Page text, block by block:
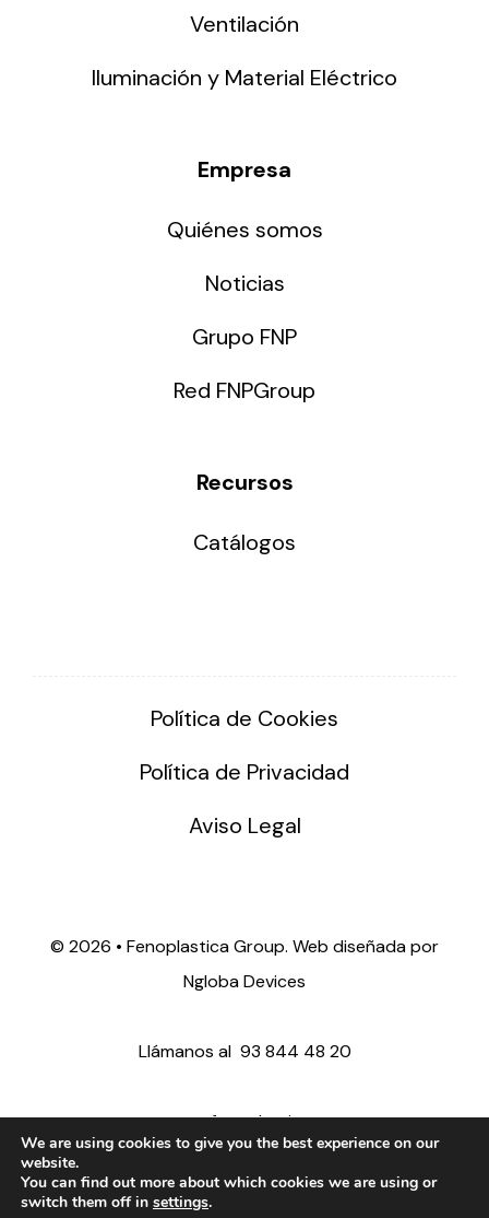
Ventilación
Iluminación y Material Eléctrico
Empresa
Quiénes somos
Noticias
Grupo FNP
Red FNPGroup
Recursos
Catálogos
Política de Cookies
Política de Privacidad
Aviso Legal
© 2026 • Fenoplastica Group. Web diseñada por
Ngloba Devices
Llámanos al 93 844 48 20
ventas@fenoplastica.com
export@fenoplastica.com
We are using cookies to give you the best experience on our
website.
You can find out more about which cookies we are using or
switch them off in settings.